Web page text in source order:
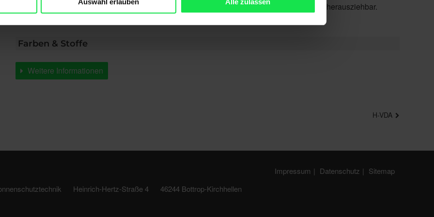
Auswahl erlauben Alle zulassen
tiefstehender Sonne, neugierigen Blicken oder einem
nur einem Handgriff kinderleicht herausziehbar.
Farben & Stoffe
Weitere Informationen
H-VDA
Impressum Datenschutz
Sitemap
Heinrich-Hertz-Straße 4 46244 Bottrop-Kirchhellen